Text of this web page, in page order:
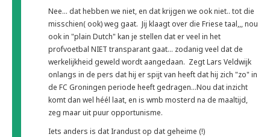
Nee... dat hebben we niet, en dat krijgen we ook niet.. tot die
misschien( ook) weg gaat. Jij klaagt over die Friese taal,,, nou
ook in "plain Dutch" kan je stellen dat er veel in het
profvoetbal NIET transparant gaat... zodanig veel dat de
werkelijkheid geweld wordt aangedaan. Zegt Lars Veldwijk
onlangs in de pers dat hij er spijt van heeft dat hij zich "zo" in
de FC Groningen periode heeft gedragen...Nou dat inzicht
komt dan wel héél laat, en is wmb mosterd na de maaltijd,
zeg maar uit puur opportunisme.
Iets anders is dat Irandust op dat geheime (!)